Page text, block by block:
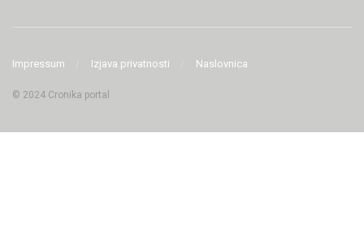
Impressum Izjava privatnosti Naslovnica
© 2024 Cronika portal